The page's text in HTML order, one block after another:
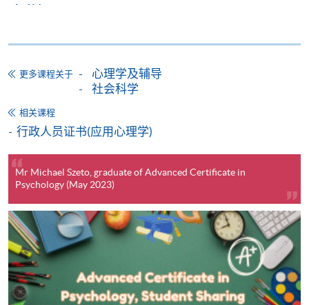
网上报名 立即报名
申请表 下载申请表
报名办法
付款方法
1. 现金、「易办事」（EPS）、微信支付
(WeChat Pay) 或支付宝(Alipay)
申请人可亲临学院任何一所报名中心，以现金、「易
办事」、微信支付（WeChat Pay）或支付宝
（Alipay） 缴付学费。
2. 支票或银行本票
如以划线支票或银行本票缴付，抬头请注明「香港大
学专业进修学院」。支票背面请写上课程名称及申请
更多课程关于
心理学及辅导
社会科学
相关课程
行政人员证书(应用心理学)
Mr Michael Szeto, graduate of Advanced Certificate in
Psychology (May 2023)